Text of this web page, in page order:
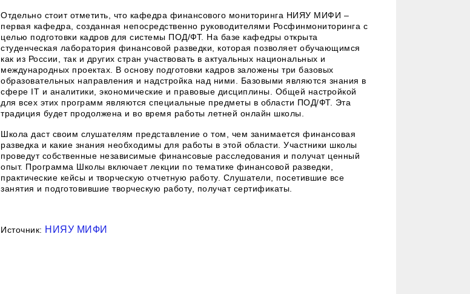
Отдельно стоит отметить, что кафедра финансового мониторинга НИЯУ МИФИ –
первая кафедра, созданная непосредственно руководителями Росфинмониторинга с
целью подготовки кадров для системы ПОД/ФТ. На базе кафедры открыта
студенческая лаборатория финансовой разведки, которая позволяет обучающимся
как из России, так и других стран участвовать в актуальных национальных и
международных проектах. В основу подготовки кадров заложены три базовых
образовательных направления и надстройка над ними. Базовыми являются знания в
сфере IT и аналитики, экономические и правовые дисциплины. Общей настройкой
для всех этих программ являются специальные предметы в области ПОД/ФТ. Эта
традиция будет продолжена и во время работы летней онлайн школы.
Школа даст своим слушателям представление о том, чем занимается финансовая
разведка и какие знания необходимы для работы в этой области. Участники школы
проведут собственные независимые финансовые расследования и получат ценный
опыт. Программа Школы включает лекции по тематике финансовой разведки,
практические кейсы и творческую отчетную работу. Слушатели, посетившие все
занятия и подготовившие творческую работу, получат сертификаты.
Источник: НИЯУ МИФИ